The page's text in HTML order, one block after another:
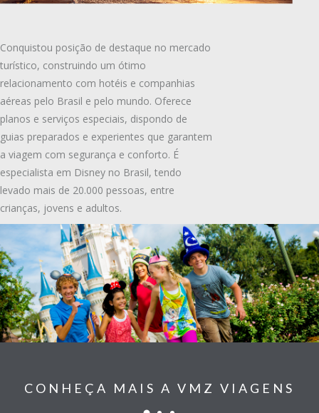
Conquistou posição de destaque no mercado
turístico, construindo um ótimo
relacionamento com hotéis e companhias
aéreas pelo Brasil e pelo mundo. Oferece
planos e serviços especiais, dispondo de
guias preparados e experientes que garantem
a viagem com segurança e conforto. É
especialista em Disney no Brasil, tendo
levado mais de 20.000 pessoas, entre
crianças, jovens e adultos.
CONHEÇA MAIS A VMZ VIAGENS